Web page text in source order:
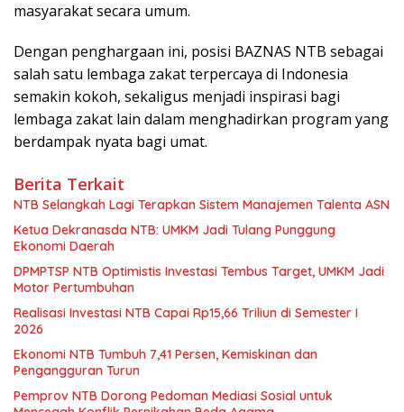
masyarakat secara umum.
Dengan penghargaan ini, posisi BAZNAS NTB sebagai
salah satu lembaga zakat terpercaya di Indonesia
semakin kokoh, sekaligus menjadi inspirasi bagi
lembaga zakat lain dalam menghadirkan program yang
berdampak nyata bagi umat.
Berita Terkait
NTB Selangkah Lagi Terapkan Sistem Manajemen Talenta ASN
Ketua Dekranasda NTB: UMKM Jadi Tulang Punggung
Ekonomi Daerah
DPMPTSP NTB Optimistis Investasi Tembus Target, UMKM Jadi
Motor Pertumbuhan
Realisasi Investasi NTB Capai Rp15,66 Triliun di Semester I
2026
Ekonomi NTB Tumbuh 7,41 Persen, Kemiskinan dan
Pengangguran Turun
Pemprov NTB Dorong Pedoman Mediasi Sosial untuk